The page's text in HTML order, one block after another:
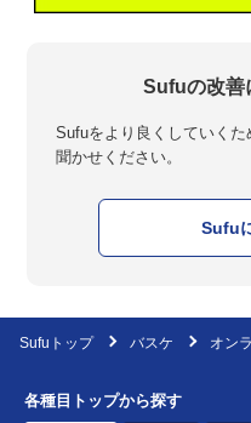
Sufuの改善
Sufuをより良くしていく
聞かせください。
Sufu
Sufuトップ バスケ オン
各種目トップから探す